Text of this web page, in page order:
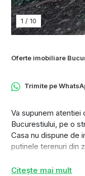
1 / 10
Oferte imobiliare
Trimite pe
Va supunem
Bucurestiului, pe o
Casa nu dispune de
putinele terenuri din
POT 60% și CUT
Citește mai mult